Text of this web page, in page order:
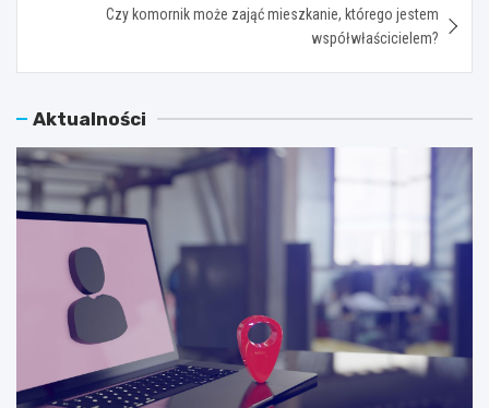
Czy komornik może zająć mieszkanie, którego jestem
współwłaścicielem?
Aktualności